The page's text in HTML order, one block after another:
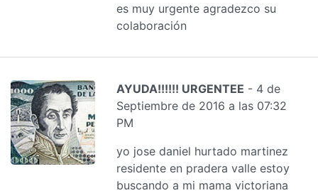
es muy urgente agradezco su
colaboración
AYUDA!!!!!! URGENTEE - 4 de
Septiembre de 2016 a las 07:32
PM
yo jose daniel hurtado martinez
residente en pradera valle estoy
buscando a mi mama victoriana